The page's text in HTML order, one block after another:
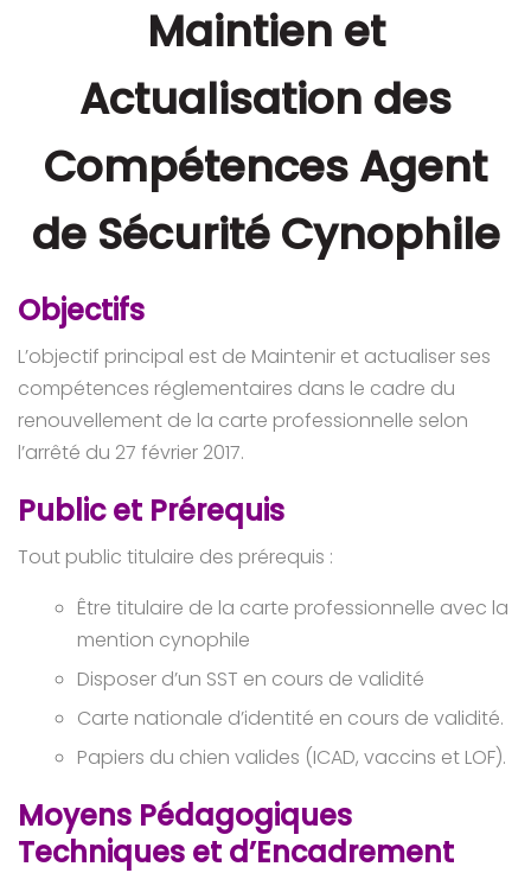
Maintien et
Actualisation des
Compétences Agent
de Sécurité Cynophile
Objectifs
L’objectif principal est de Maintenir et actualiser ses
compétences réglementaires dans le cadre du
renouvellement de la carte professionnelle selon
l’arrêté du 27 février 2017.
Public et Prérequis
Tout public titulaire des prérequis :
Être titulaire de la carte professionnelle avec la
mention cynophile
Disposer d’un SST en cours de validité
Carte nationale d’identité en cours de validité.
Papiers du chien valides (ICAD, vaccins et LOF).
Moyens Pédagogiques
Techniques et d’Encadrement